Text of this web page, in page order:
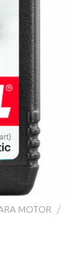
MOTOR
/